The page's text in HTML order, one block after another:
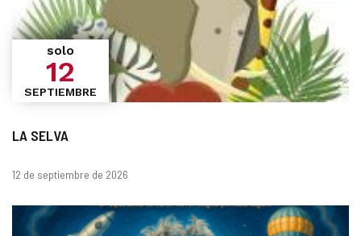
LA SELVA
solo
12
SEPTIEMBRE
Fechas
12 de septiembre de 2026